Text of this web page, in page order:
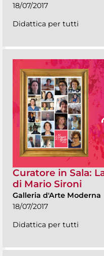
18/07/2017
Didattica per tutti
Curatore in Sala:
di Mario Sironi
Galleria d'Arte Moderna
18/07/2017
Didattica per tutti